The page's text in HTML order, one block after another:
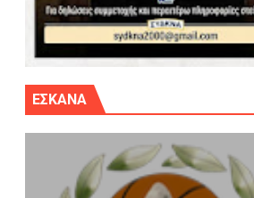
Αγίου Δημητρίου την Κυριακή 14.6.26
του αγώνα)
τον Προφήτη Ηλία 78-74 στα Καμίνια
ΕΣΚΑΝΑ